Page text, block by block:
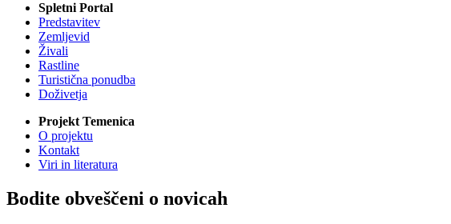
Spletni Portal
Predstavitev
Zemljevid
Živali
Rastline
Turistična ponudba
Doživetja
Projekt Temenica
O projektu
Kontakt
Viri in literatura
Bodite obveščeni o novicah